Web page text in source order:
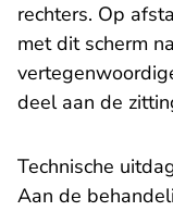
rechters. Op
met dit scherm
deel aan de
​Technische
Aan de